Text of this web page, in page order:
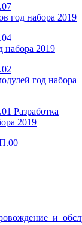
год набора 2019
2019
год набора
Разработка
2019